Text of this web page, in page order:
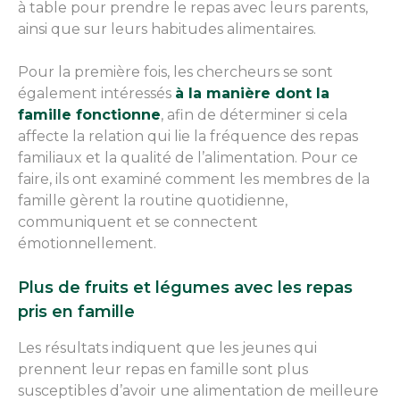
à table pour prendre le repas avec leurs parents,
ainsi que sur leurs habitudes alimentaires.
Pour la première fois, les chercheurs se sont
également intéressés à la manière dont la
famille fonctionne, afin de déterminer si cela
affecte la relation qui lie la fréquence des repas
familiaux et la qualité de l’alimentation. Pour ce
faire, ils ont examiné comment les membres de la
famille gèrent la routine quotidienne,
communiquent et se connectent
émotionnellement.
Plus de fruits et légumes avec les repas
pris en famille
Les résultats indiquent que les jeunes qui
prennent leur repas en famille sont plus
susceptibles d’avoir une alimentation de meilleure